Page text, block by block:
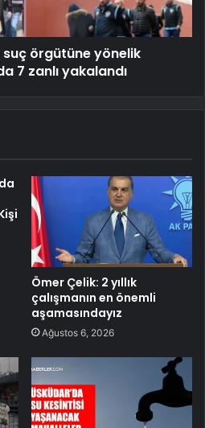
örgütüne yönelik
7 zanlı yakalandı
Ömer Çelik: 2 yıllık
çalışmanın en önemli
aşamasındayız
Ağustos 6, 2026